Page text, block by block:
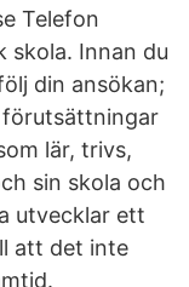
Telefon
skola. Innan du
din ansökan;
förutsättningar
lär, trivs,
sin skola och
utvecklar ett
att det inte